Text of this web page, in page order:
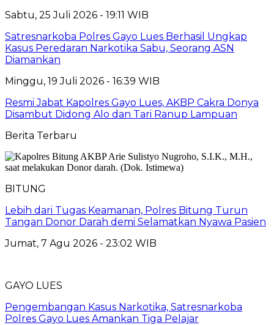
Sabtu, 25 Juli 2026 - 19:11 WIB
Satresnarkoba Polres Gayo Lues Berhasil Ungkap
Kasus Peredaran Narkotika Sabu, Seorang ASN
Diamankan
Minggu, 19 Juli 2026 - 16:39 WIB
Resmi Jabat Kapolres Gayo Lues, AKBP Cakra Donya
Disambut Didong Alo dan Tari Ranup Lampuan
Berita Terbaru
BITUNG
Lebih dari Tugas Keamanan, Polres Bitung Turun
Tangan Donor Darah demi Selamatkan Nyawa Pasien
Jumat, 7 Agu 2026 - 23:02 WIB
GAYO LUES
Pengembangan Kasus Narkotika, Satresnarkoba
Polres Gayo Lues Amankan Tiga Pelajar